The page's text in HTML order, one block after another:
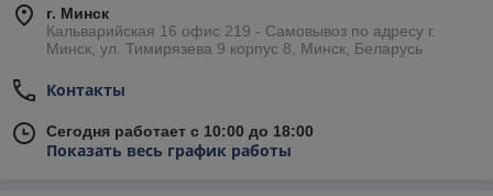
г. Минск
Кальварийская 16 офис 219 - Самовывоз по адресу г.
Минск, ул. Тимирязева 9 корпус 8, Минск, Беларусь
Контакты
Сегодня работает с 10:00 до 18:00
Показать весь график работы